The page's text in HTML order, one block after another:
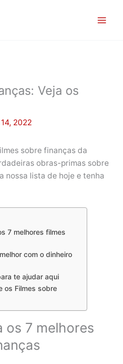
Veja os
2022
sobre finanças da
obras-primas sobre
nossa lista de hoje e tenha
7 melhores filmes
com o dinheiro
te ajudar aqui
os Filmes sobre
os 7 melhores